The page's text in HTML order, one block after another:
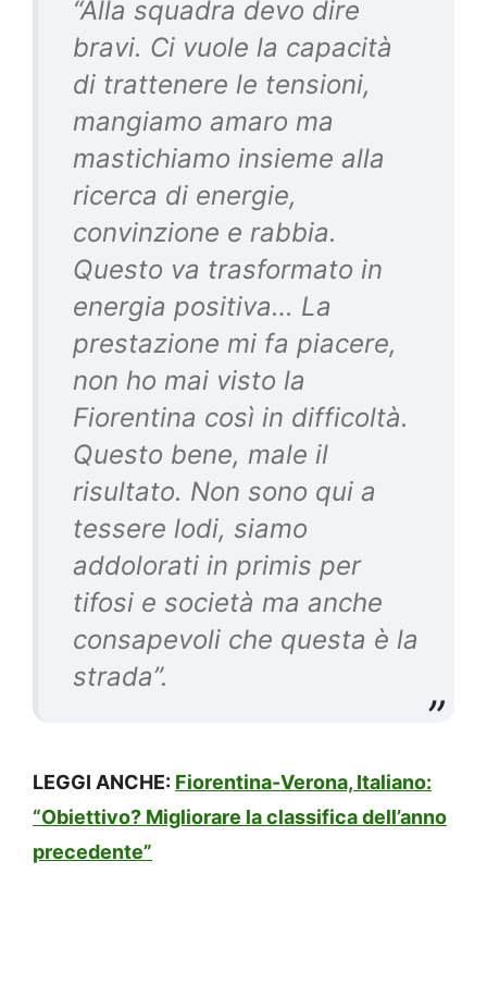
“Alla squadra devo dire
bravi. Ci vuole la capacità
di trattenere le tensioni,
mangiamo amaro ma
mastichiamo insieme alla
ricerca di energie,
convinzione e rabbia.
Questo va trasformato in
energia positiva… La
prestazione mi fa piacere,
non ho mai visto la
Fiorentina così in difficoltà.
Questo bene, male il
risultato. Non sono qui a
tessere lodi, siamo
addolorati in primis per
tifosi e società ma anche
consapevoli che questa è la
strada”.
LEGGI ANCHE: Fiorentina-Verona, Italiano:
“Obiettivo? Migliorare la classifica dell’anno
precedente”